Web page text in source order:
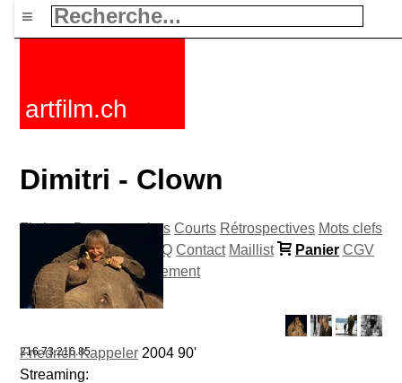
≡
artfilm.ch
Dimitri - Clown
Friedrich Kappeler 2004 90'
Streaming:
Fictions Documentaires Courts Rétrospectives Mots clefs
Nouvelles F-Rated FAQ Contact Maillist Panier CGV
AcheterActiverAbonnement
216.73.216.85